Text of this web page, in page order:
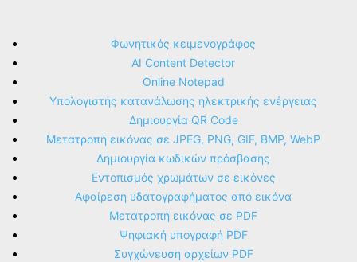
Φωνητικός κειμενογράφος
AI Content Detector
Online Notepad
Υπολογιστής κατανάλωσης ηλεκτρικής ενέργειας
Δημιουργία QR Code
Μετατροπή εικόνας σε JPEG, PNG, GIF, BMP, WebP
Δημιουργία κωδικών πρόσβασης
Εντοπισμός χρωμάτων σε εικόνες
Αφαίρεση υδατογραφήματος από εικόνα
Μετατροπή εικόνας σε PDF
Ψηφιακή υπογραφή PDF
Συγχώνευση αρχείων PDF